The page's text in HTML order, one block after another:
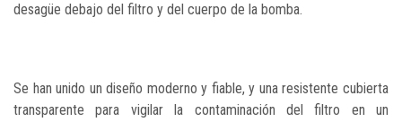
desagüe debajo del filtro y del cuerpo de la bomba.
Se han unido un diseño moderno y fiable, y una resistente cubierta
transparente para vigilar la contaminación del filtro en un